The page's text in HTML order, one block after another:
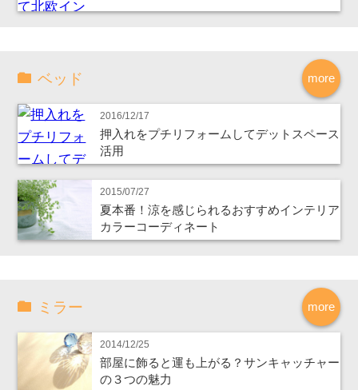
more
ベッド
2016/12/17
押入れをプチリフォームしてデットスペース
活用
2015/07/27
夏本番！涼を感じられるおすすめインテリア
カラーコーディネート
more
ミラー
2014/12/25
部屋に飾ると運も上がる？サンキャッチャー
の３つの魅力